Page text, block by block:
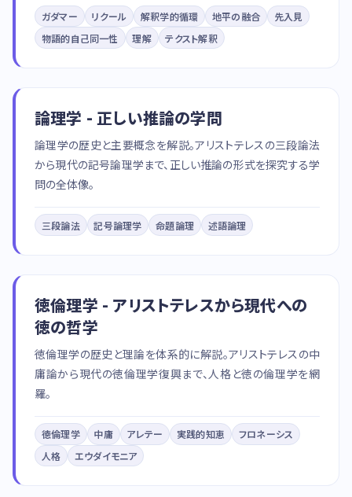
ガダマー リクール 解釈学的循環 地平の融合
先入見
物語的自己同一性
理解 テクスト解釈
論理学 - 正しい推論の学問
論理学の歴史と主要概念を解説。アリストテレスの三段論法
から現代の記号論理学まで、正しい推論の形式を探究する学
問の全体像。
三段論法 記号論理学 命題論理 述語論理
徳倫理学 - アリストテレスから現代への
徳の哲学
徳倫理学の歴史と理論を体系的に解説。アリストテレスの中
庸論から現代の徳倫理学復興まで、人格と徳の倫理学を網
羅。
徳倫理学 中庸 アレテー 実践的知恵
フロネーシス
人格
エウダイモニア